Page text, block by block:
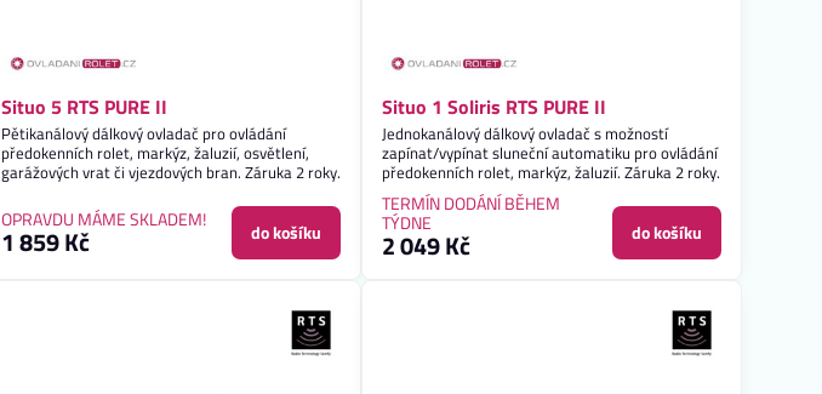
Situo 5 RTS PURE II
Pětikanálový dálkový ovladač pro ovládání
předokenních rolet, markýz, žaluzií, osvětlení,
garážových vrat či vjezdových bran. Záruka 2 roky.
OPRAVDU MÁME SKLADEM!
1 859 Kč do košíku
Situo 1 Soliris RTS PURE II
Jednokanálový dálkový ovladač s možností
zapínat/vypínat sluneční automatiku pro ovládání
předokenních rolet, markýz, žaluzií. Záruka 2 roky.
TERMÍN DODÁNÍ BĚHEM
TÝDNE
2 049 Kč do košíku